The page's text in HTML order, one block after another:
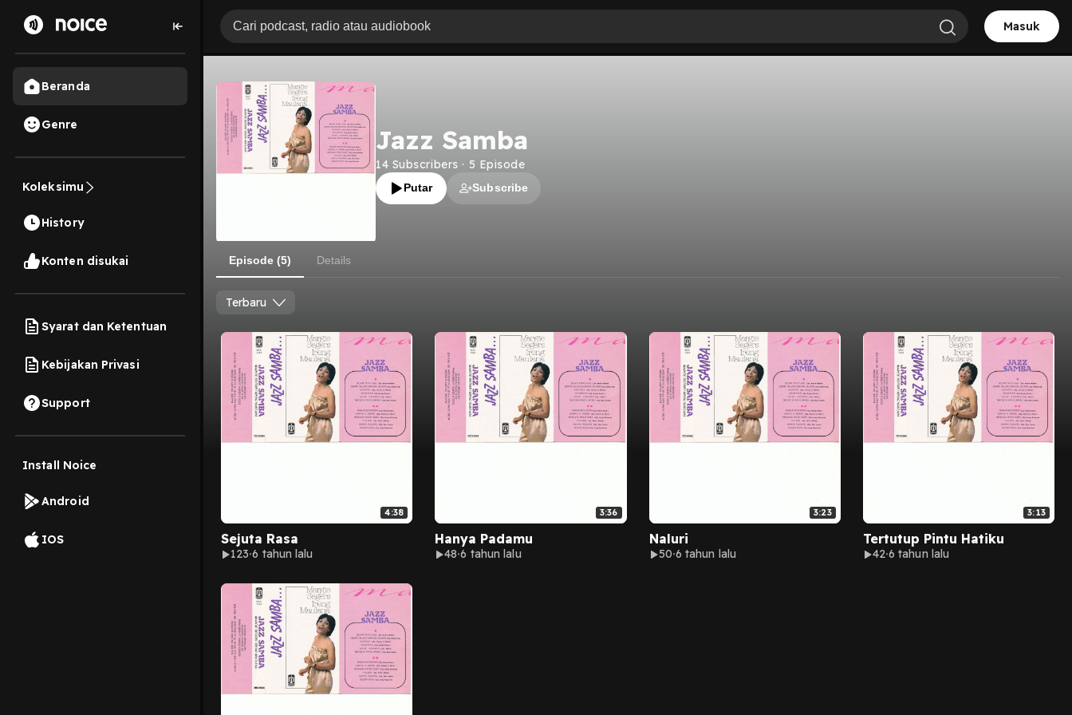
Beranda
Genre
Koleksimu
History
Konten disukai
Syarat dan Ketentuan
Kebijakan Privasi
Support
Install Noice
Android
IOS
Masuk
Jazz Samba
14 Subscribers · 5 Episode
Putar Subscribe
Episode (5) Details
Terbaru
4:38
Sejuta Rasa
123 6 tahun lalu
3:36
Hanya Padamu
48 6 tahun lalu
3:23
Naluri
50 6 tahun lalu
3:13
Tertutup Pintu Hatiku
42 6 tahun lalu